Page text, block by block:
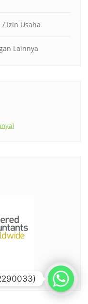
/ Izin Usaha
Lainnya